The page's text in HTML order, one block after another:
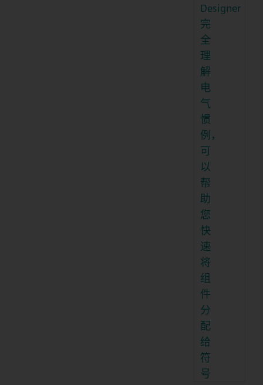
Designer
完
全
理
解
电
气
惯
例，
可
以
帮
助
您
快
速
将
组
件
分
配
给
符
号